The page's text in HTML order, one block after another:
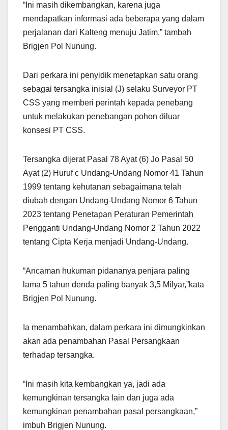
“Ini masih dikembangkan, karena juga
mendapatkan informasi ada beberapa yang dalam
perjalanan dari Kalteng menuju Jatim,” tambah
Brigjen Pol Nunung.
Dari perkara ini penyidik menetapkan satu orang
sebagai tersangka inisial (J) selaku Surveyor PT
CSS yang memberi perintah kepada penebang
untuk melakukan penebangan pohon diluar
konsesi PT CSS.
Tersangka dijerat Pasal 78 Ayat (6) Jo Pasal 50
Ayat (2) Huruf c Undang-Undang Nomor 41 Tahun
1999 tentang kehutanan sebagaimana telah
diubah dengan Undang-Undang Nomor 6 Tahun
2023 tentang Penetapan Peraturan Pemerintah
Pengganti Undang-Undang Nomor 2 Tahun 2022
tentang Cipta Kerja menjadi Undang-Undang.
“Ancaman hukuman pidananya penjara paling
lama 5 tahun denda paling banyak 3,5 Milyar,”kata
Brigjen Pol Nunung.
Ia menambahkan, dalam perkara ini dimungkinkan
akan ada penambahan Pasal Persangkaan
terhadap tersangka.
“Ini masih kita kembangkan ya, jadi ada
kemungkinan tersangka lain dan juga ada
kemungkinan penambahan pasal persangkaan,”
imbuh Brigjen Nunung.